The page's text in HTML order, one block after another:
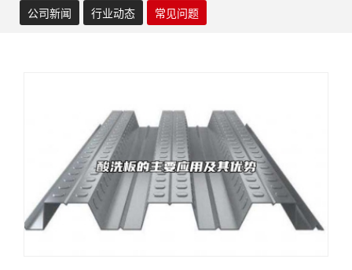
公司新闻 行业动态 常见问题